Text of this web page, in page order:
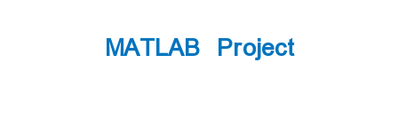
MATLAB Project